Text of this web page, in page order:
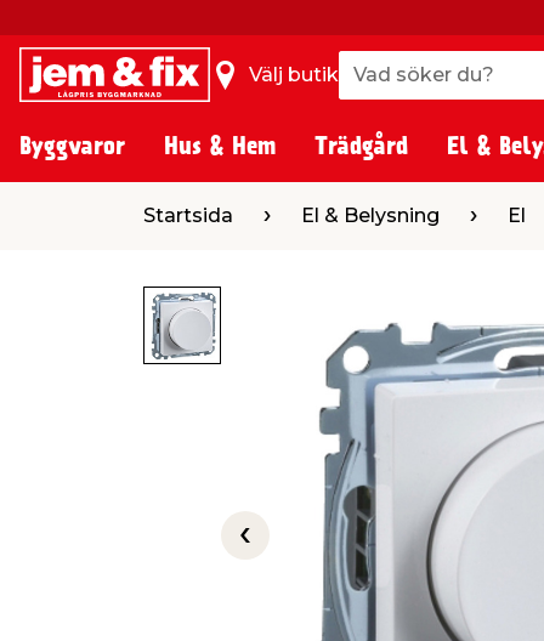
Välj butik Vad söker du?
Vad söker du?
Byggvaror Hus & Hem Trädgård El &
El & Belysning El
Startsida El & Belysning El
Previous slide